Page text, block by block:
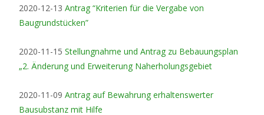
2020-12-13 Antrag “Kriterien für die Vergabe von
Baugrundstücken”
2020-11-15 Stellungnahme und Antrag zu Bebauungsplan
„2. Änderung und Erweiterung Naherholungsgebiet
2020-11-09 Antrag auf Bewahrung erhaltenswerter
Bausubstanz mit Hilfe